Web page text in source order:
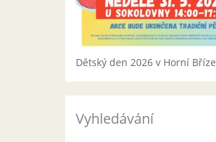
Dětský den 2026 v Horní Bříze
Vyhledávání